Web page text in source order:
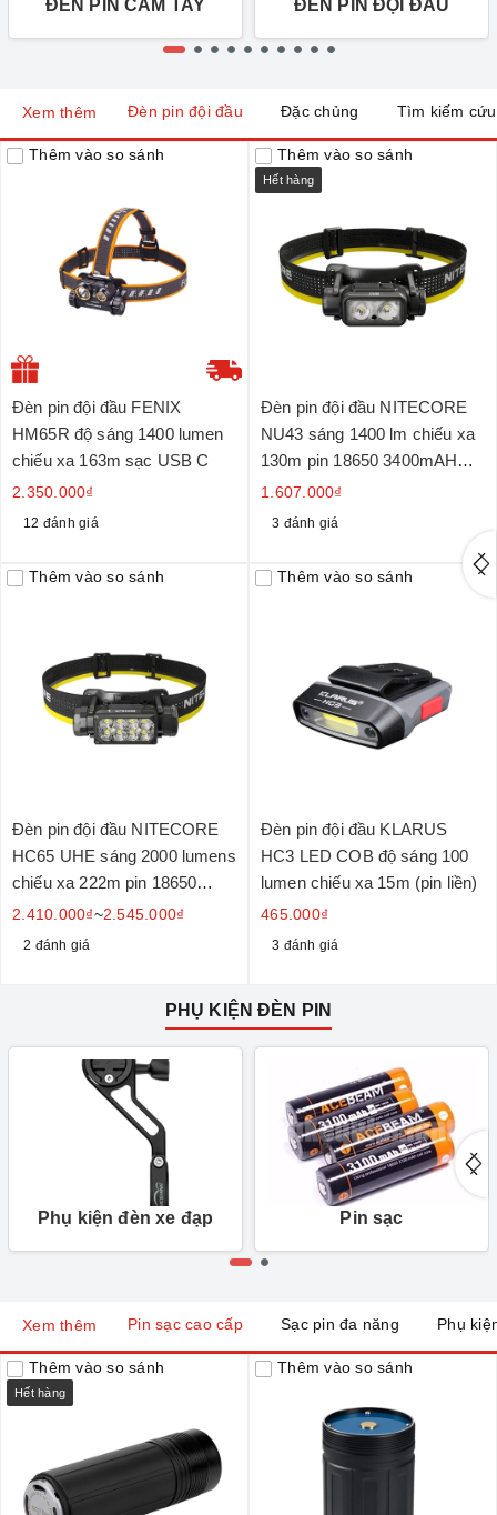
ĐÈN PIN CẦM TAY ĐÈN PIN ĐỘI ĐẦU
Đèn pin đội đầu Đặc chủng Tìm kiếm
Xem thêm
Thêm vào so sánh
Đèn pin đội đầu FENIX
HM65R độ sáng 1400 lumen
chiếu xa 163m sạc USB C
2.350.000₫
12 đánh giá
Thêm vào so sánh
Hết hàng
Đèn pin đội đầu NITECORE
NU43 sáng 1400 lm chiếu xa
130m pin 18650 3400mAH
sạc USB-C
1.607.000₫
3 đánh giá
Thêm vào so sánh
Đèn pin đội đầu NITECORE
HC65 UHE sáng 2000 lumens
chiếu xa 222m pin 18650
4000mAh
2.410.000₫~2.545.000₫
2 đánh giá
Thêm vào so sánh
Đèn pin đội đầu KLARUS
HC3 LED COB độ sáng 100
lumen chiếu xa 15m (pin liền)
465.000₫
3 đánh giá
PHỤ KIỆN ĐÈN PIN
Phụ kiện đèn xe đạp Pin sạc
Pin sạc cao cấp Sạc pin đa năng Phụ
Xem thêm
Thêm vào so sánh
Hết hàng
Thêm vào so sánh